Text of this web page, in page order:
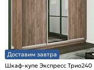
Доставим завтра
Шкаф-купе Экспресс Трио240